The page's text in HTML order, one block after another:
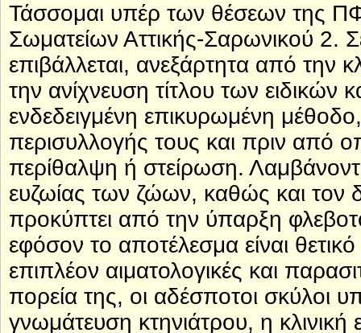
Τάσσομαι υπέρ των θέσεων της
Σωματείων Αττικής-Σαρωνικού 2.
επιβάλλεται, ανεξάρτητα από την
την ανίχνευση τίτλου των
ενδεδειγμένη επικυρωμένη
περισυλλογής τους και πριν από
περίθαλψη ή στείρωση.
ευζωίας των ζώων, καθώς και τον
προκύπτει από την ύπαρξη
εφόσον το αποτέλεσμα είναι
επιπλέον αιματολογικές και
πορεία της, οι αδέσποτοι σκύλοι
γνωμάτευση κτηνιάτρου, η κλινική